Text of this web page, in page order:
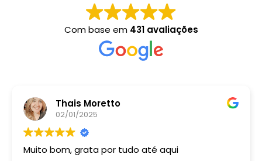
Com base em 431 avaliações
Thais Moretto
02/01/2025
Muito bom, grata por tudo até aqui